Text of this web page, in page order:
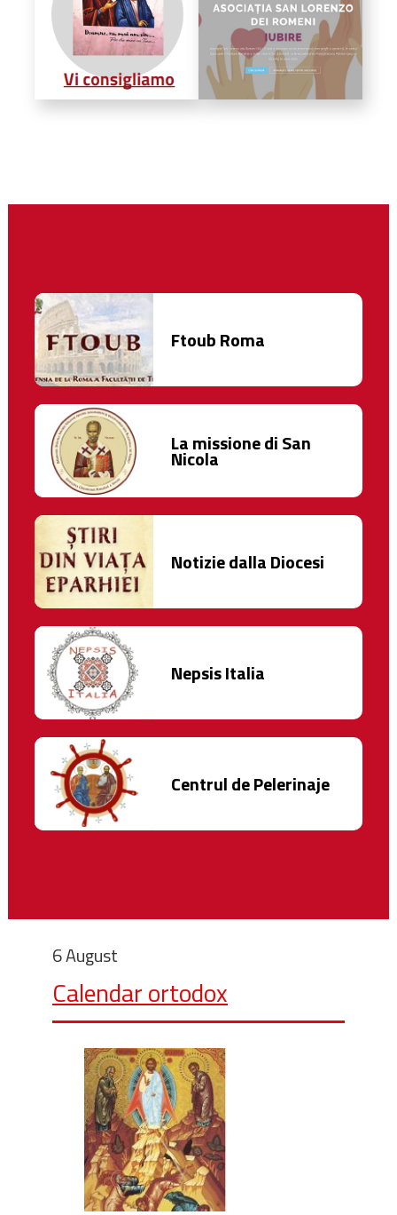
Ftoub Roma
La missione di San
Nicola
Notizie dalla Diocesi
Nepsis Italia
Centrul de Pelerinaje
6 August
Calendar ortodox